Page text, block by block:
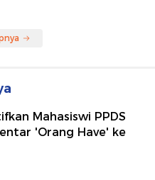
Mahasiswi PPDS
'Orang Have' ke